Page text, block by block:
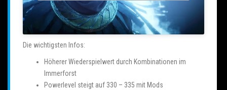
Die wichtigsten Infos:
Höherer Wiederspielwert durch Kombinationen im
Immerforst
Powerlevel steigt auf 330 – 335 mit Mods